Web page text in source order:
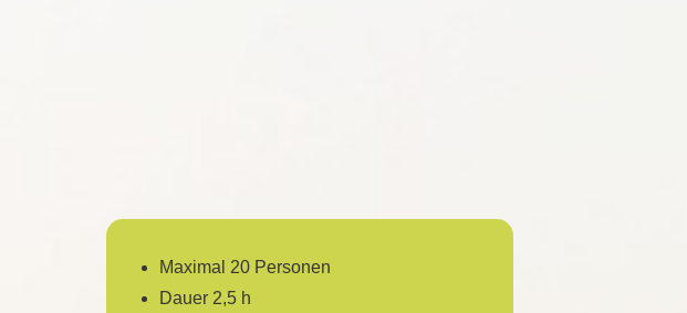
Maximal 20 Personen
Dauer 2,5 h